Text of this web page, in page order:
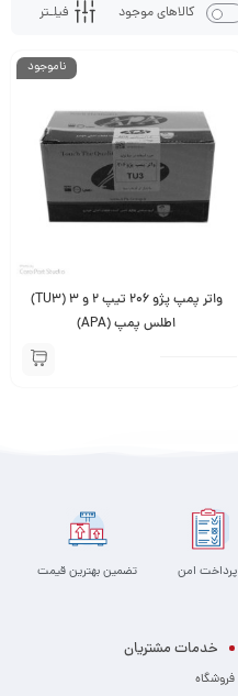
فیلـتر کالاهای موجود
ناموجود
واتر پمپ پژو 206 تیپ 2 و 3 (TU3)
اطلس پمپ (APA)
پرداخت امن تضمین بهترین قیمت
خدمات مشتریان
فروشگاه